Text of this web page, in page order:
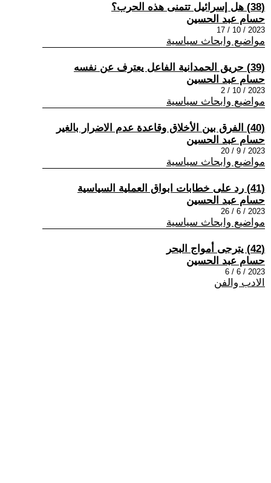
(38) هل إسرائيل تتمنى هذه الحرب؟
حسام عبد الحسين
2023 / 10 / 17
مواضيع وابحاث سياسية
(39) حريق الحمدانية الفاعل يعترف عن نفسه
حسام عبد الحسين
2023 / 10 / 2
مواضيع وابحاث سياسية
(40) الفرق بين الأخلاق وقاعدة عدم الاضرار بالغير
حسام عبد الحسين
2023 / 9 / 20
مواضيع وابحاث سياسية
(41) رد على خطابات ابواق العملية السياسية
حسام عبد الحسين
2023 / 6 / 26
مواضيع وابحاث سياسية
(42) يترجى أمواج البحر
حسام عبد الحسين
2023 / 6 / 6
الادب والفن